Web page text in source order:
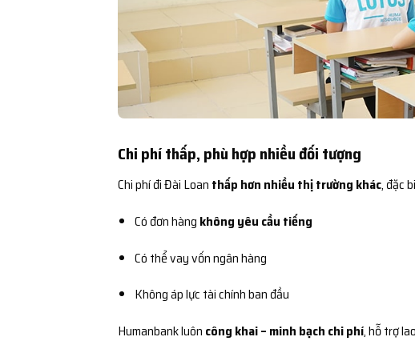
Chi phí thấp, phù hợp nhiều đối tượng
Chi phí đi Đài Loan thấp hơn nhiều thị trường khác, đặc
Có đơn hàng không yêu cầu tiếng
Có thể vay vốn ngân hàng
Không áp lực tài chính ban đầu
Humanbank luôn công khai – minh bạch chi phí, hỗ trợ